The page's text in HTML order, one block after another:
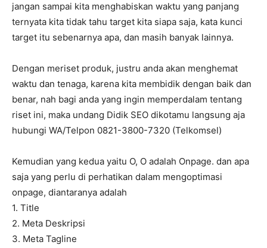
jangan sampai kita menghabiskan waktu yang panjang
ternyata kita tidak tahu target kita siapa saja, kata kunci
target itu sebenarnya apa, dan masih banyak lainnya.
Dengan meriset produk, justru anda akan menghemat
waktu dan tenaga, karena kita membidik dengan baik dan
benar, nah bagi anda yang ingin memperdalam tentang
riset ini, maka undang Didik SEO dikotamu langsung aja
hubungi WA/Telpon 0821-3800-7320 (Telkomsel)
Kemudian yang kedua yaitu O, O adalah Onpage. dan apa
saja yang perlu di perhatikan dalam mengoptimasi
onpage, diantaranya adalah
1. Title
2. Meta Deskripsi
3. Meta Tagline